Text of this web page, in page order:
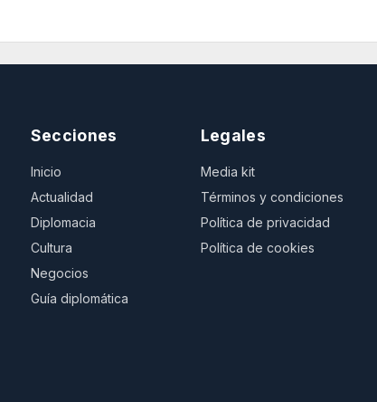
Secciones
Inicio
Actualidad
Diplomacia
Cultura
Negocios
Guía diplomática
Legales
Media kit
Términos y condiciones
Política de privacidad
Política de cookies